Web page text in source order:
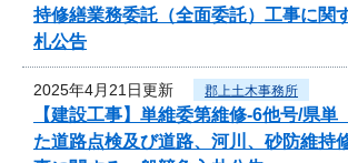
持修繕業務委託（全面委託）工事に関
札公告
2025年4月21日更新 郡上土木事務所
【建設工事】単維委第維修‐6他号/県
た道路点検及び道路、河川、砂防維持